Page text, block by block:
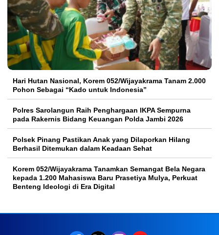
Hari Hutan Nasional, Korem 052/Wijayakrama Tanam 2.000
Pohon Sebagai “Kado untuk Indonesia”
Polres Sarolangun Raih Penghargaan IKPA Sempurna
pada Rakernis Bidang Keuangan Polda Jambi 2026
Polsek Pinang Pastikan Anak yang Dilaporkan Hilang
Berhasil Ditemukan dalam Keadaan Sehat
Korem 052/Wijayakrama Tanamkan Semangat Bela Negara
kepada 1.200 Mahasiswa Baru Prasetiya Mulya, Perkuat
Benteng Ideologi di Era Digital